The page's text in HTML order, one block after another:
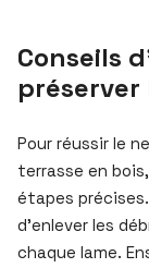
Conseils
préserver
Pour réussir le
terrasse en
étapes
d’enlever les
chaque lame.